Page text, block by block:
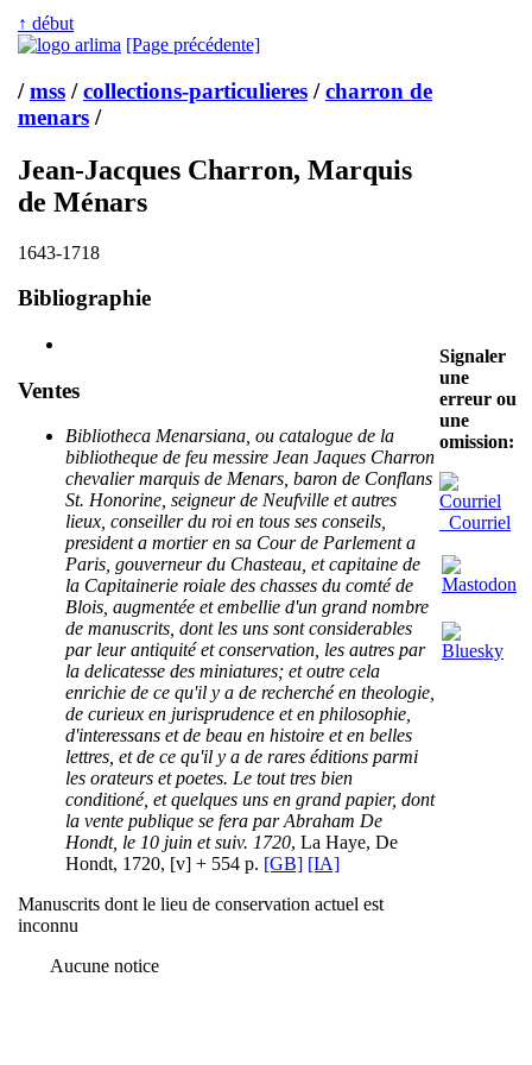
↑ début
[Page précédente]
/mss /collections-particulieres /charron de
menars /
Jean-Jacques Charron, Marquis
de Ménars
1643-1718
Bibliographie
Ventes
Bibliotheca Menarsiana, ou catalogue de la
bibliotheque de feu messire Jean Jaques Charron
chevalier marquis de Menars, baron de Conflans
St. Honorine, seigneur de Neufville et autres
lieux, conseiller du roi en tous ses conseils,
president a mortier en sa Cour de Parlement a
Paris, gouverneur du Chasteau, et capitaine de
la Capitainerie roiale des chasses du comté de
Blois, augmentée et embellie d'un grand nombre
de manuscrits, dont les uns sont considerables
par leur antiquité et conservation, les autres par
la delicatesse des miniatures; et outre cela
enrichie de ce qu'il y a de recherché en theologie,
de curieux en jurisprudence et en philosophie,
d'interessans et de beau en histoire et en belles
lettres, et de ce qu'il y a de rares éditions parmi
les orateurs et poetes. Le tout tres bien
conditioné, et quelques uns en grand papier, dont
la vente publique se fera par Abraham De
Hondt, le 10 juin et suiv. 1720, La Haye, De
Hondt, 1720, [v] + 554 p. [GB] [IA]
Manuscrits dont le lieu de conservation actuel est
inconnu
Aucune notice
Signaler
une
erreur ou
une
omission:
Courriel